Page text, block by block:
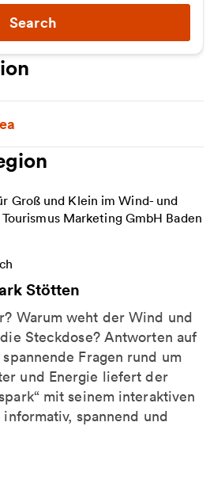
Search
Stötten
Warum weht der Wind und
Steckdose? Antworten auf
Fragen rund um
und Energie liefert der
mit seinem interaktiven
spannend und
und Erlebnispark Stötten